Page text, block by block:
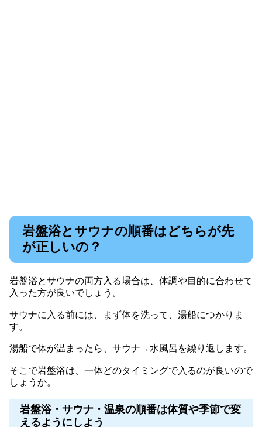
岩盤浴とサウナの順番はどちらが先
が正しいの？
岩盤浴とサウナの両方入る場合は、体調や目的に合わせて
入った方が良いでしょう。
サウナに入る前には、まず体を洗って、湯船につかりま
す。
湯船で体が温まったら、サウナ→水風呂を繰り返します。
そこで岩盤浴は、一体どのタイミングで入るのが良いので
しょうか。
岩盤浴・サウナ・温泉の順番は体質や季節で変
えるようにしよう